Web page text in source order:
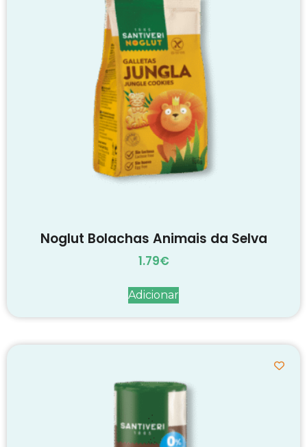
Noglut Bolachas Animais da Selva
1.79€
Adicionar